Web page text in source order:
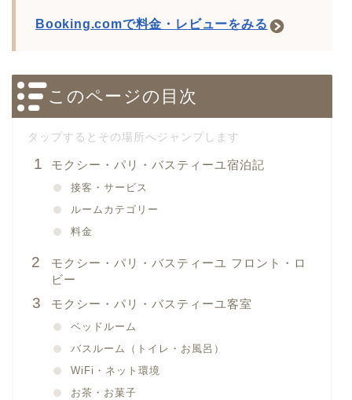
Booking.comで料金・レビューをみる
このページの目次
モクシー・パリ・バスティーユ宿泊記
接客・サービス
ルームカテゴリー
料金
モクシー・パリ・バスティーユ フロント・ロ
ビー
モクシー・パリ・バスティーユ客室
ベッドルーム
バスルーム（トイレ・お風呂）
WiFi・ネット環境
お茶・お菓子